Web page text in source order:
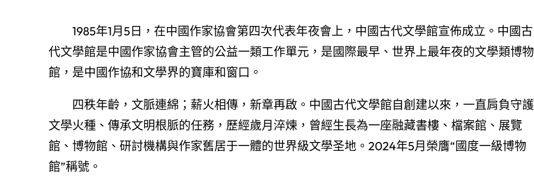
1985年1月5日，在中國作家協會第四次代表年夜會上，中國古代文學館宣佈成立。中國古
代文學館是中國作家協會主管的公益一類工作單元，是國際最早、世界上最年夜的文學類博物
館，是中國作協和文學界的寶庫和窗口。
四秩年齡，文脈連綿；薪火相傳，新章再啟。中國古代文學館自創建以來，一直肩負守護
文學火種、傳承文明根脈的任務，歷經歲月淬煉，曾經生長為一座融藏書樓、檔案館、展覽
館、博物館、研討機構與作家舊居于一體的世界級文學圣地。2024年5月榮膺“國度一級博物
館”稱號。